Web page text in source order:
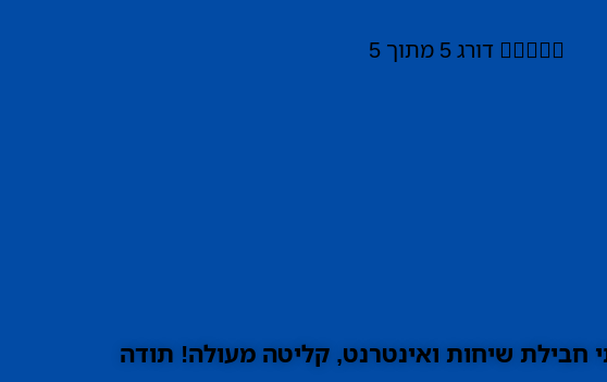
 דורג 5 מתוך 5
שיחות ואינטרנט, קליטה מעולה! תודה